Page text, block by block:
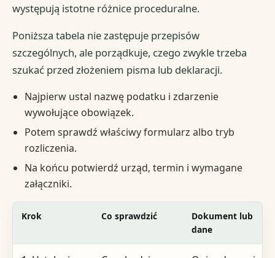
występują istotne różnice proceduralne.
Poniższa tabela nie zastępuje przepisów
szczególnych, ale porządkuje, czego zwykle trzeba
szukać przed złożeniem pisma lub deklaracji.
Najpierw ustal nazwę podatku i zdarzenie
wywołujące obowiązek.
Potem sprawdź właściwy formularz albo tryb
rozliczenia.
Na końcu potwierdź urząd, termin i wymagane
załączniki.
Krok Co sprawdzić
Dokument lub
dane